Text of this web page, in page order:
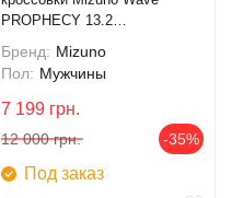
PROPHECY 13.2
Бренд: Mizuno
Пол: Мужчины
7 199 грн.
12 000 грн. -35%
Под заказ